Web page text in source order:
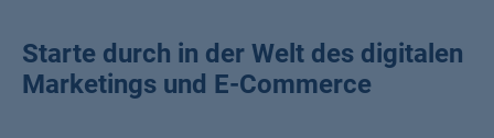
Starte durch in der Welt des digitalen
Marketings und E-Commerce